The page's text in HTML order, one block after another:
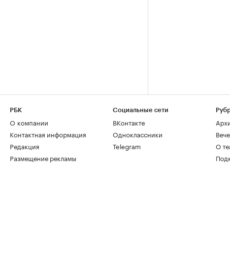
РБК
О компании
Контактная информация
Редакция
Размещение рекламы
Социальные сети
ВКонтакте
Одноклассники
Telegram
О